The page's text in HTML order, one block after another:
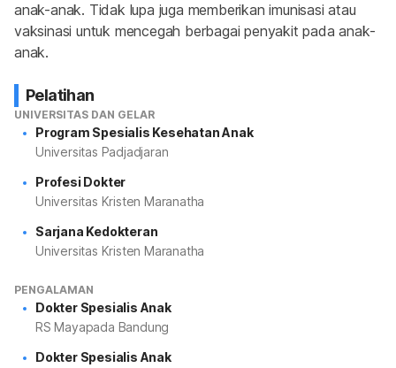
anak-anak. Tidak lupa juga memberikan imunisasi atau
vaksinasi untuk mencegah berbagai penyakit pada anak-
anak.
Pelatihan
UNIVERSITAS DAN GELAR
Program Spesialis Kesehatan Anak
Universitas Padjadjaran
Profesi Dokter
Universitas Kristen Maranatha
Sarjana Kedokteran
Universitas Kristen Maranatha
PENGALAMAN
Dokter Spesialis Anak
RS Mayapada Bandung
Dokter Spesialis Anak